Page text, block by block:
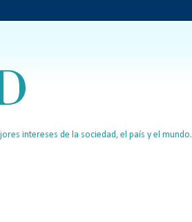
intereses de la sociedad, el país y el mundo.